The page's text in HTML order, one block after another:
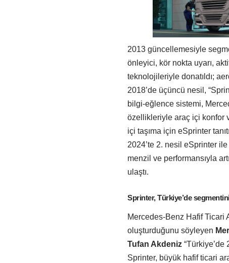
2013 güncellemesiyle
önleyici, kör nokta uyarı,
teknolojileriyle donatıldı;
2018’de üçüncü nesil,
bilgi-eğlence sistemi,
özellikleriyle araç içi konfor
içi taşıma için eSprinter
2024’te 2. nesil eSprinter
menzil ve performansıyla
ulaştı.
Sprinter, Türkiye’de
Mercedes-Benz Hafif Ticari
oluşturduğunu söyleyen
Tufan Akdeniz “Türkiye’de
Sprinter, büyük hafif ticari